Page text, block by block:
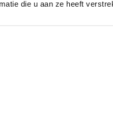
die u aan ze heeft